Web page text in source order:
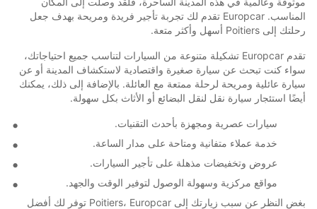
المناسب. Europcar تقدم لك تجربة تأجير فريدة ومريحة بهدف جعل
رحلتك إلى Poitiers أسهل وأكثر متعة.
تقدم Europcar تشكيلة متنوعة من السيارات لتناسب جميع احتياجاتك،
سواء كنت تبحث عن سيارة صغيرة واقتصادية لاستكشاف المدينة أو عن
سيارة عائلية ومريحة لرحلة ممتعة مع العائلة. بالإضافة إلى ذلك، يمكنك
أيضًا استئجار سيارة نقل لنقل البضائع أو الأثاث بكل سهولة.
سيارات عصرية ومجهزة بأحدث التقنيات.
خدمة عملاء متفانية ومتاحة على مدار الساعة.
عروض وتخفيضات مذهلة على تأجير السيارات.
مواقع مركزية وسهولة الوصول لتوفير الوقت والجهد.
بغض النظر عن سبب زيارتك إلى Poitiers، Europcar توفر لك أفضل